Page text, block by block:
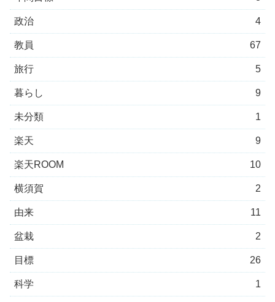
政治 4
教員 67
旅行 5
暮らし 9
未分類 1
楽天 9
楽天ROOM 10
横須賀 2
由来 11
盆栽 2
目標 26
科学 1